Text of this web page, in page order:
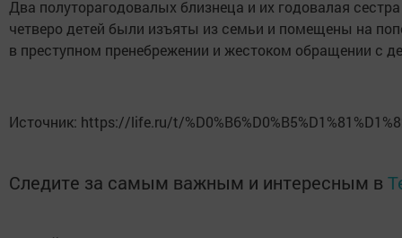
Два полуторагодовалых близнеца и их годовалая
четверо детей были изъяты из семьи и помещены на
в преступном пренебрежении и жестоком обращении с
Источник: https://life.ru/t/
Следите за самым важным и интересным в